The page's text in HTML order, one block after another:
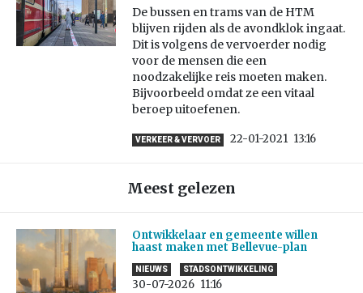
De bussen en trams van de HTM
blijven rijden als de avondklok ingaat.
Dit is volgens de vervoerder nodig
voor de mensen die een
noodzakelijke reis moeten maken.
Bijvoorbeeld omdat ze een vitaal
beroep uitoefenen.
VERKEER & VERVOER 22-01-2021 13:16
Meest gelezen
Ontwikkelaar en gemeente willen
haast maken met Bellevue-plan
NIEUWS STADSONTWIKKELING
30-07-2026 11:16